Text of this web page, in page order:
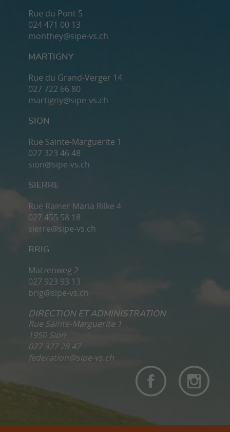
Rue du Pont 5
024 471 00 13
monthey@sipe-vs.ch
MARTIGNY
Rue du Grand-Verger 14
027 722 66 80
martigny@sipe-vs.ch
SION
Rue Sainte-Marguerite 1
027 323 46 48
sion@sipe-vs.ch
SIERRE
Rue Rainer Maria Rilke 4
027 455 58 18
sierre@sipe-vs.ch
BRIG
Matzenweg 2
027 923 93 13
brig@sipe-vs.ch
DIRECTION ET ADMINISTRATION
Rue Sainte-Marguerite 1
1950 Sion
027 327 28 47
federation@sipe-vs.ch